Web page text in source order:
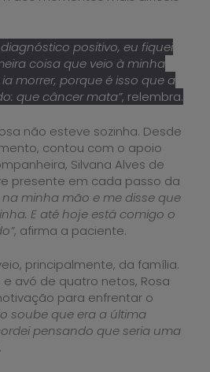
positivo, eu fiquei
coisa que veio à minha
morrer, porque é isso que a
que câncer mata”, relembra.
não esteve sozinha. Desde
contou com o apoio
Silvana Alves de
presente em cada passo da
na minha mão e me disse que
E até hoje está comigo o
, afirma a paciente.
principalmente, da família.
avó de quatro netos, Rosa
para enfrentar o
soube que era a última
pensando que seria uma